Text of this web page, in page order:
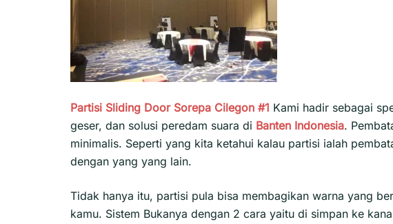
Partisi Sliding Door Sorepa Cilegon #1 Kami hadir sebagai
geser, dan solusi peredam suara di Banten Indonesia.
minimalis. Seperti yang kita ketahui kalau partisi ialah
dengan yang yang lain.
Tidak hanya itu, partisi pula bisa membagikan warna yang
kamu. Sistem Bukanya dengan 2 cara yaitu di simpan ke